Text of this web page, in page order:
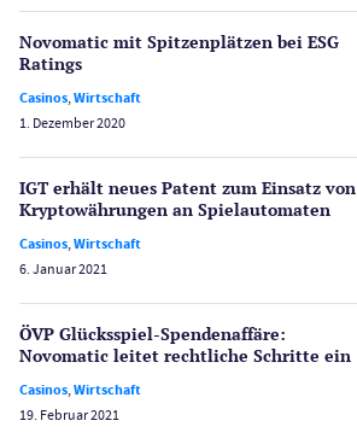
Schlagzeilen
Spiele
Spielerschutz
Sport
Wetten
Wirtschaft
Merkur Casinos
Casino Testberichte
Bonus Ohne Einzahlung
Slot Freispiele
Novomatic mit Spitzenplätzen bei ESG
Ratings
Casinos,Wirtschaft
1. Dezember 2020
IGT erhält neues Patent zum Einsatz von
Kryptowährungen an Spielautomaten
Casinos,Wirtschaft
6. Januar 2021
ÖVP Glücksspiel-Spendenaffäre:
Novomatic leitet rechtliche Schritte ein
Casinos,Wirtschaft
19. Februar 2021